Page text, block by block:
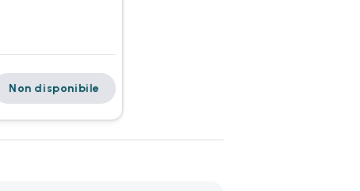
Non disponibile